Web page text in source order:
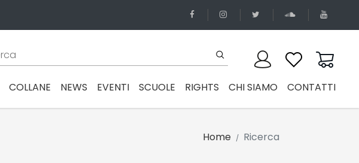
COLLANE NEWS EVENTI SCUOLE RIGHTS CHI SIAMO CONTATTI
Home Ricerca